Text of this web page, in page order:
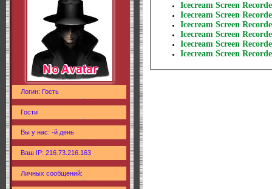
Логин: Гость
Гости
Вы у нас: -й день
Ваш IP: 216.73.216.163
Личных сообщений:
Icecream Screen
Icecream Screen
Icecream Screen
Icecream Screen
Icecream Screen
Icecream Screen